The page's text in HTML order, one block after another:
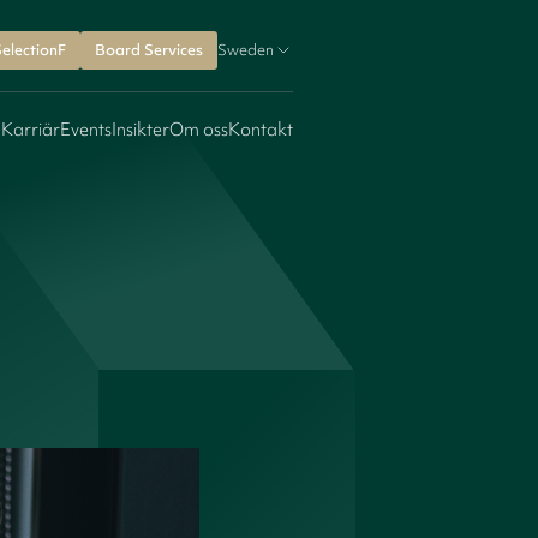
Board Services Sweden
EventsInsikterOm ossKontakt